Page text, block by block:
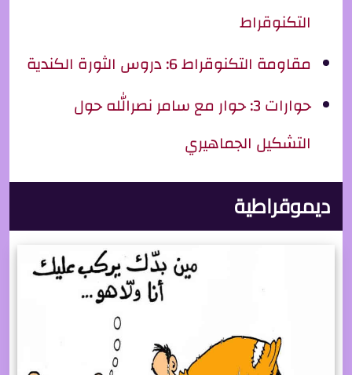
التكنوقراط
مقاومة التكنوقراط 6: دروس الثورة الكندية
حوارات 3: حوار مع سامر نصرالله حول
التشكيل الجماهيري
ديموقراطية